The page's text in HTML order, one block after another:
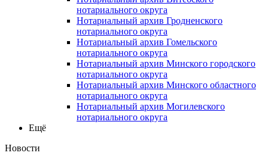
нотариального округа
Нотариальный архив Гродненского
нотариального округа
Нотариальный архив Гомельского
нотариального округа
Нотариальный архив Минского городского
нотариального округа
Нотариальный архив Минского областного
нотариального округа
Нотариальный архив Могилевского
нотариального округа
Ещё
Новости